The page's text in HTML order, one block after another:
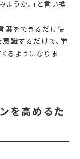
うか。」と言い換
葉をできるだけ使
意識するだけで、学
るようになりま
を高めるた